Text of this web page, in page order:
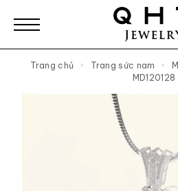
Trang chủ Trang sức nam
MD120128